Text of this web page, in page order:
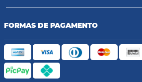
FORMAS DE PAGAMENTO